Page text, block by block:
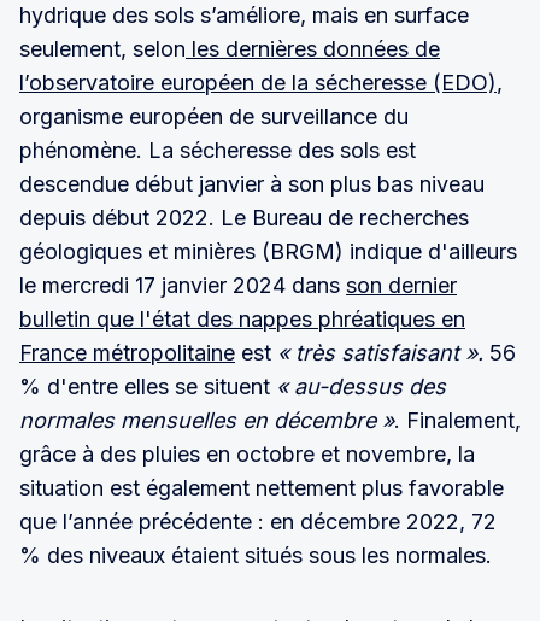
hydrique des sols s’améliore, mais en surface
seulement, selon les dernières données de
l’observatoire européen de la sécheresse (EDO),
organisme européen de surveillance du
phénomène. La sécheresse des sols est
descendue début janvier à son plus bas niveau
depuis début 2022. Le Bureau de recherches
géologiques et minières (BRGM) indique d'ailleurs
le mercredi 17 janvier 2024 dans son dernier
bulletin que l'état des nappes phréatiques en
France métropolitaine est « très satisfaisant ». 56
% d'entre elles se situent « au-dessus des
normales mensuelles en décembre ». Finalement,
grâce à des pluies en octobre et novembre, la
situation est également nettement plus favorable
que l’année précédente : en décembre 2022, 72
% des niveaux étaient situés sous les normales.